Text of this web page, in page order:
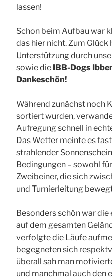
lassen!
Schon beim Aufbau war
das hier nicht. Zum
Unterstützung durch
sowie die IBB-Dogs
Dankeschön!
Während zunächst noch
sortiert wurden,
Aufregung schnell in
Das Wetter meinte es
strahlender
Bedingungen – sowohl
Zweibeiner, die sich
und Turnierleitung
Besonders schön war
auf dem gesamten
verfolgte die Läufe
begegneten sich
überall sah man
und manchmal auch den